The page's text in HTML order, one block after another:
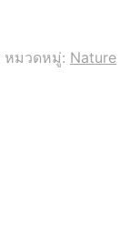
หมวดหมู่: Nature